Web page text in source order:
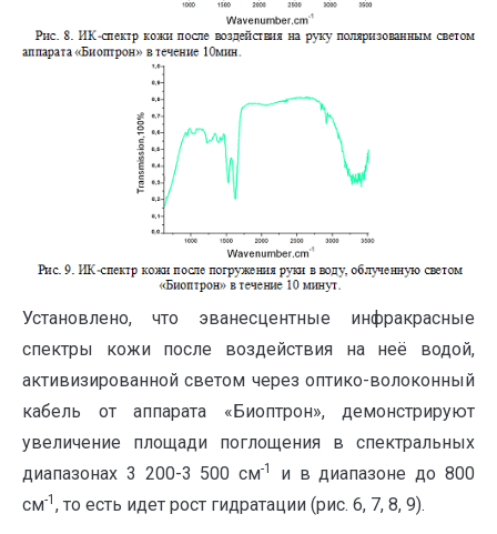
Установлено, что эванесцентные инфракрасные
спектры кожи после воздействия на неё водой,
активизированной светом через оптико-волоконный
кабель от аппарата «Биоптрон», демонстрируют
увеличение площади поглощения в спектральных
диапазонах 3 200-3 500 см-1
и в диапазоне до 800
см-1 , то есть идет рост гидратации (рис. 6, 7, 8, 9).